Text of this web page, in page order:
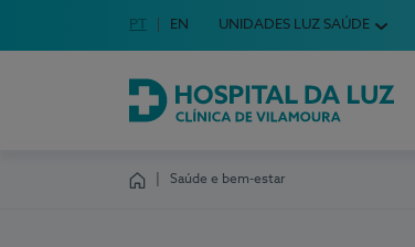
Escolha o seu idioma
Idioma em Português
PT English Language
EN UNIDADES LUZ SAÚDE
Hospital da Luz Clínica de
Saúde e bem-estar